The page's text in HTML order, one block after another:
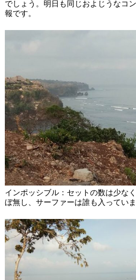
でしょう。明日も同じおよじうなコ
報です。
インポッシブル：セットの数は少な
ぼ無し、サーファーは誰も入っていま